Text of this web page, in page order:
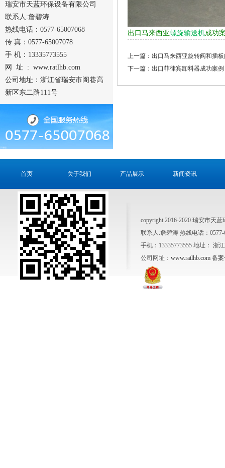
瑞安市天蓝环保设备有限公司
联系人:詹碧涛
热线电话：0577-65007068
传 真：0577-65007078
手 机：13335773555
网 址 : www.ratlhb.com
公司地址：浙江省瑞安市阁巷高
新区东二路111号
出口马来西亚螺旋输送机成功
上一篇：出口马来西亚旋转阀和插
下一篇：出口菲律宾卸料器成功案例
首页 关于我们 产品展示 新闻资讯
copyright 2016-2020 瑞安市天
联系人:詹碧涛 热线电话：0577-
手机：13335773555 地址： 浙
公司网址： www.ratlhb.com 备案